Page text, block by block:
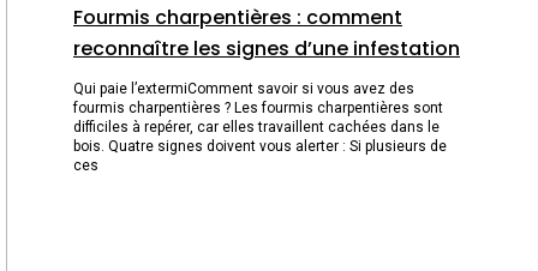
Fourmis charpentières : comment
reconnaître les signes d’une infestation
Qui paie l’extermiComment savoir si vous avez des
fourmis charpentières ? Les fourmis charpentières sont
difficiles à repérer, car elles travaillent cachées dans le
bois. Quatre signes doivent vous alerter : Si plusieurs de
ces